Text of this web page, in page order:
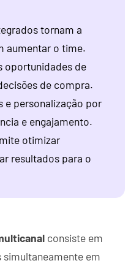
tornam a
aumentar o time.
oportunidades de
de compra.
e personalização por
e engajamento.
otimizar
resultados para o
consiste em
em